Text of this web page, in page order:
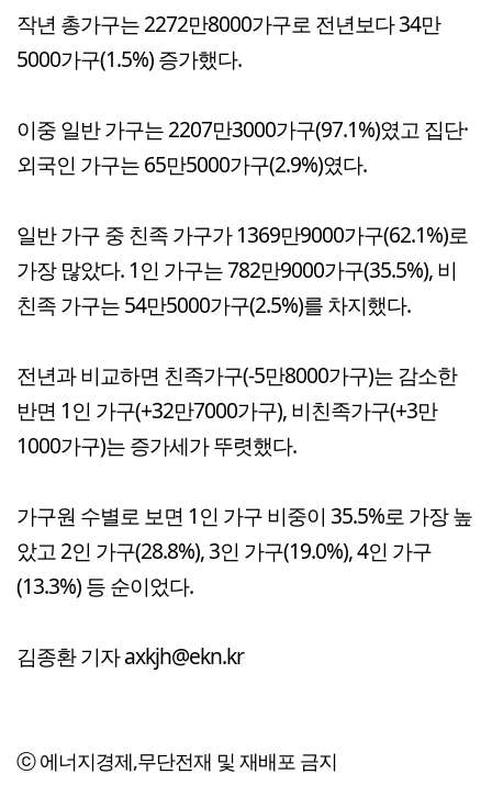
작년 총가구는 2272만8000가구로 전년보다 34만
5000가구(1.5%) 증가했다.
이중 일반 가구는 2207만3000가구(97.1%)였고 집단·
외국인 가구는 65만5000가구(2.9%)였다.
일반 가구 중 친족 가구가 1369만9000가구(62.1%)로
가장 많았다. 1인 가구는 782만9000가구(35.5%), 비
친족 가구는 54만5000가구(2.5%)를 차지했다.
전년과 비교하면 친족가구(-5만8000가구)는 감소한
반면 1인 가구(+32만7000가구), 비친족가구(+3만
1000가구)는 증가세가 뚜렷했다.
가구원 수별로 보면 1인 가구 비중이 35.5%로 가장 높
았고 2인 가구(28.8%), 3인 가구(19.0%), 4인 가구
(13.3%) 등 순이었다.
김종환 기자 axkjh@ekn.kr
ⓒ 에너지경제,무단전재 및 재배포 금지